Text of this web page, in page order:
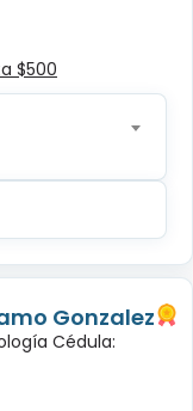
$500
Gonzalez
Cédula: